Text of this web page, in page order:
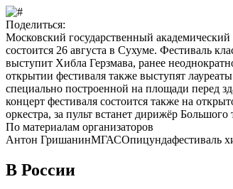
Поделиться:
Московский государственный
состоится 26 августа в Сухуме. Фестиваль
выступит Хибла Герзмава, ранее
открытии фестиваля также выступят
специально построенной на площади перед
концерт фестиваля состоится также на
оркестра, за пульт встанет дирижёр
По материалам организаторов
Антон ГришанинМГАСОпицундафестиваль
В России